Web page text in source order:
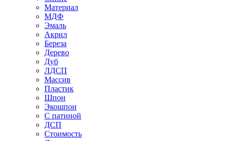
Материал
МДФ
Эмаль
Акрил
Береза
Дерево
Дуб
ЛДСП
Массив
Пластик
Шпон
Экошпон
С патиной
ДСП
Стоимость